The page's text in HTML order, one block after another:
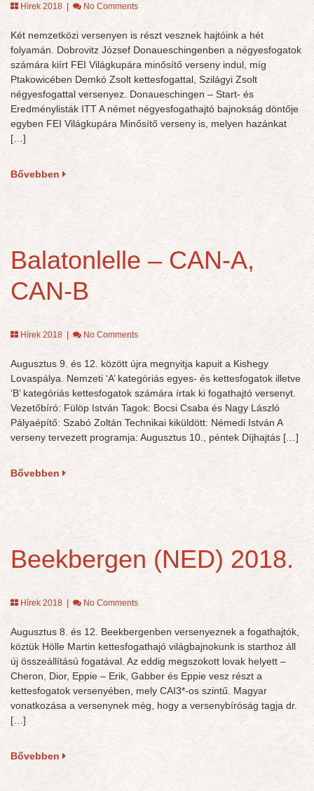
Hírek 2018 No Comments
Két nemzetközi versenyen is részt vesznek hajtóink a hét
folyamán. Dobrovitz József Donaueschingenben a négyesfogatok
számára kiírt FEI Világkupára minősítő verseny indul, míg
Ptakowicében Demkó Zsolt kettesfogattal, Szilágyi Zsolt
négyesfogattal versenyez. Donaueschingen – Start- és
Eredménylisták ITT A német négyesfogathajtó bajnokság döntője
egyben FEI Világkupára Minősítő verseny is, melyen hazánkat
[…]
Bővebben
Balatonlelle – CAN-A,
CAN-B
Hírek 2018 No Comments
Augusztus 9. és 12. között újra megnyitja kapuit a Kishegy
Lovaspálya. Nemzeti ‘A’ kategóriás egyes- és kettesfogatok illetve
‘B’ kategóriás kettesfogatok számára írtak ki fogathajtó versenyt.
Vezetőbíró: Fülöp István Tagok: Bocsi Csaba és Nagy László
Pályaépítő: Szabó Zoltán Technikai kiküldött: Némedi István A
verseny tervezett programja: Augusztus 10., péntek Díjhajtás […]
Bővebben
Beekbergen (NED) 2018.
Hírek 2018 No Comments
Augusztus 8. és 12. Beekbergenben versenyeznek a fogathajtók,
köztük Hölle Martin kettesfogathajó világbajnokunk is starthoz áll
új összeállítású fogatával. Az eddig megszokott lovak helyett –
Cheron, Dior, Eppie – Erik, Gabber és Eppie vesz részt a
kettesfogatok versenyében, mely CAI3*-os szintű. Magyar
vonatkozása a versenynek még, hogy a versenybíróság tagja dr.
[…]
Bővebben